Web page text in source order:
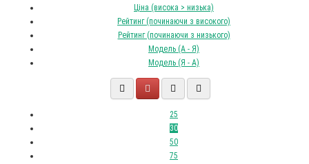
Ціна (висока > низька)
Рейтинг (починаючи з високого)
Рейтинг (починаючи з низького)
Модель (А - Я)
Модель (Я - А)
25
30
50
75